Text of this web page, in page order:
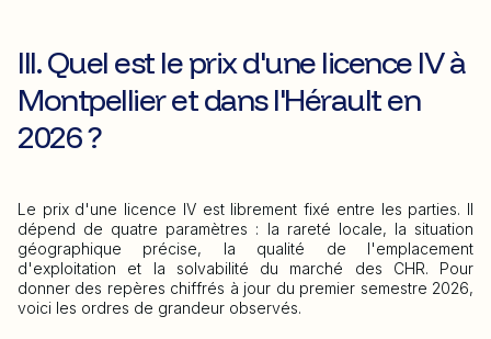
III. Quel est le prix d'une licence IV à
Montpellier et dans l'Hérault en
2026 ?
Le prix d'une licence IV est librement fixé entre les parties. Il
dépend de quatre paramètres : la rareté locale, la situation
géographique précise, la qualité de l'emplacement
d'exploitation et la solvabilité du marché des CHR. Pour
donner des repères chiffrés à jour du premier semestre 2026,
voici les ordres de grandeur observés.